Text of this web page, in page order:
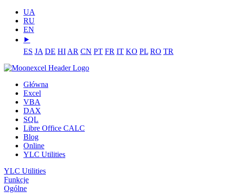
UA
RU
EN
⯈
ES JA DE HI AR CN PT FR IT KO PL RO TR
Główna
Excel
VBA
DAX
SQL
Libre Office CALC
Blog
Online
YLC Utilities
YLC Utilities
Funkcje
Ogólne